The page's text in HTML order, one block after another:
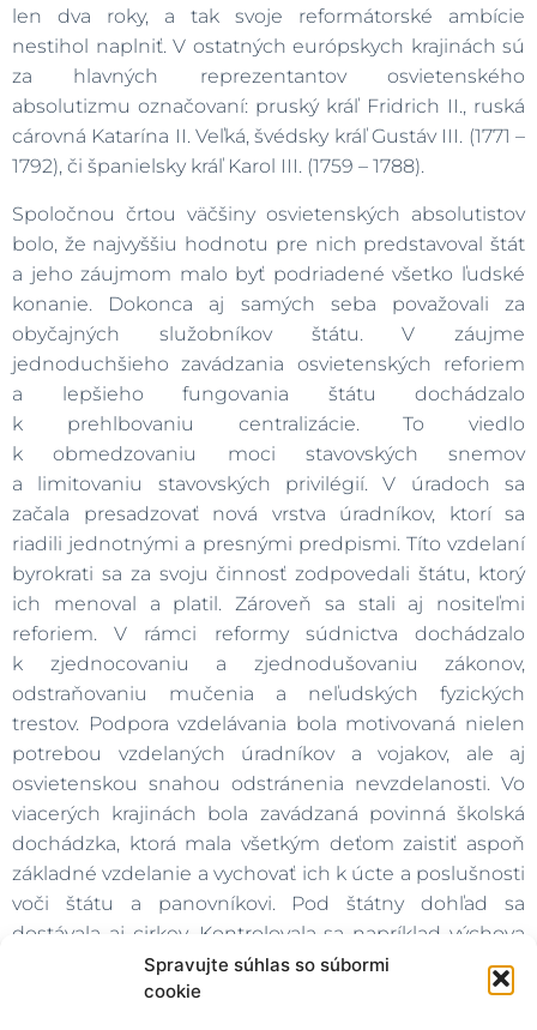
Spravujte súhlas so súbormi
cookie
len dva roky, a tak svoje reformátorské ambície
nestihol naplniť. V ostatných európskych krajinách sú
za hlavných reprezentantov osvietenského
absolutizmu označovaní: pruský kráľ Fridrich II., ruská
cárovná Katarína II. Veľká, švédsky kráľ Gustáv III. (1771 –
1792), či španielsky kráľ Karol III. (1759 – 1788).
Spoločnou črtou väčšiny osvietenských absolutistov
bolo, že najvyššiu hodnotu pre nich predstavoval štát
a jeho záujmom malo byť podriadené všetko ľudské
konanie. Dokonca aj samých seba považovali za
obyčajných služobníkov štátu. V záujme
jednoduchšieho zavádzania osvietenských reforiem
a lepšieho fungovania štátu dochádzalo
k prehlbovaniu centralizácie. To viedlo
k obmedzovaniu moci stavovských snemov
a limitovaniu stavovských privilégií. V úradoch sa
začala presadzovať nová vrstva úradníkov, ktorí sa
riadili jednotnými a presnými predpismi. Títo vzdelaní
byrokrati sa za svoju činnosť zodpovedali štátu, ktorý
ich menoval a platil. Zároveň sa stali aj nositeľmi
reforiem. V rámci reformy súdnictva dochádzalo
k zjednocovaniu a zjednodušovaniu zákonov,
odstraňovaniu mučenia a neľudských fyzických
trestov. Podpora vzdelávania bola motivovaná nielen
potrebou vzdelaných úradníkov a vojakov, ale aj
osvietenskou snahou odstránenia nevzdelanosti. Vo
viacerých krajinách bola zavádzaná povinná školská
dochádzka, ktorá mala všetkým deťom zaistiť aspoň
základné vzdelanie a vychovať ich k úcte a poslušnosti
voči štátu a panovníkovi. Pod štátny dohľad sa
dostávala aj cirkev. Kontrolovala sa napríklad výchova
duchovenstva. Mníšske rády, ktoré sa nezaoberali
vzdelávaním, ošetrovateľskou činnosťou či